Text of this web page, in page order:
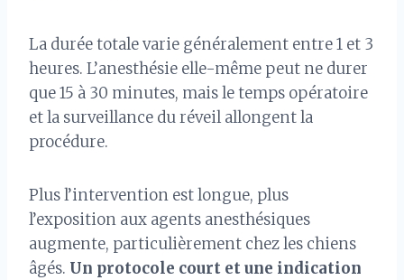
La durée totale varie généralement entre 1 et 3
heures. L’anesthésie elle-même peut ne durer
que 15 à 30 minutes, mais le temps opératoire
et la surveillance du réveil allongent la
procédure.
Plus l’intervention est longue, plus
l’exposition aux agents anesthésiques
augmente, particulièrement chez les chiens
âgés. Un protocole court et une indication